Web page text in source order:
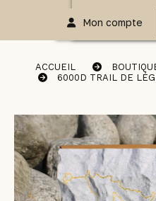
Mon compte
ACCUEIL
6000D TRAIL DE